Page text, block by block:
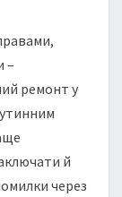
–
ремонт у
й
через